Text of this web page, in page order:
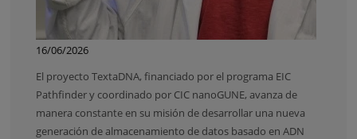
16/06/2026
El proyecto TextaDNA, financiado por el programa EIC
Pathfinder y coordinado por CIC nanoGUNE, avanza de
manera constante en su misión de desarrollar una nueva
generación de almacenamiento de datos basado en ADN